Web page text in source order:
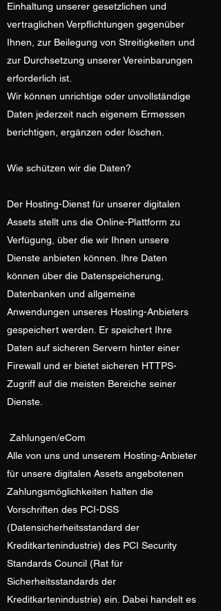
Einhaltung unserer gesetzlichen und
vertraglichen Verpflichtungen gegenüber
Ihnen, zur Beilegung von Streitigkeiten und
zur Durchsetzung unserer Vereinbarungen
erforderlich ist.
Wir können unrichtige oder unvollständige
Daten jederzeit nach eigenem Ermessen
berichtigen, ergänzen oder löschen.
Wie schützen wir die Daten?
Der Hosting-Dienst für unserer digitalen
Assets stellt uns die Online-Plattform zu
Verfügung, über die wir Ihnen unsere
Dienste anbieten können. Ihre Daten
können über die Datenspeicherung,
Datenbanken und allgemeine
Anwendungen unseres Hosting-Anbieters
gespeichert werden. Er speichert Ihre
Daten auf sicheren Servern hinter einer
Firewall und er bietet sicheren HTTPS-
Zugriff auf die meisten Bereiche seiner
Dienste.
Zahlungen/eCom
Alle von uns und unserem Hosting-Anbieter
für unsere digitalen Assets angebotenen
Zahlungsmöglichkeiten halten die
Vorschriften des PCI-DSS
(Datensicherheitsstandard der
Kreditkartenindustrie) des PCI Security
Standards Council (Rat für
Sicherheitsstandards der
Kreditkartenindustrie) ein. Dabei handelt es